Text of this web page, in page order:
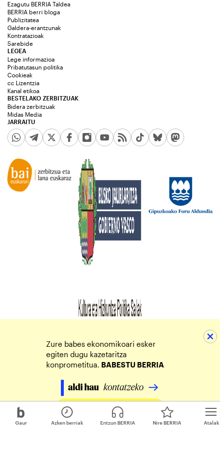
Gaur Atalak
Azken berriak Entzun BERRIA Nire BERRIA
Ezagutu BERRIA Taldea
BERRIA berri bloga
Publizitatea
Galdera-erantzunak
Kontratazioak
Sarebide
JARRAITU
LEGEA
Lege informazioa
Pribatutasun politika
Cookieak
cc Lizentzia
Kanal etikoa
BESTELAKO ZERBITZUAK
Bidera zerbitzuak
Midas Media
Zure babes ekonomikoari esker
egiten dugu kazetaritza
konprometitua. BABESTU BERRIA
Egin zure ekarpena